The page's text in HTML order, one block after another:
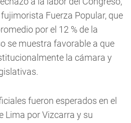
Fuerza Popular, que
por el 12 % de la
se muestra favorable a que
la cámara y
fueron esperados en el
Lima por Vizcarra y su